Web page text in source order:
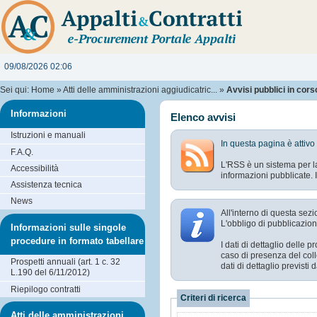
09/08/2026 02:06
Sei qui: Home » Atti delle amministrazioni aggiudicatric... » Avvisi pubblici in
Elenco avvisi
In questa pagina è
L'RSS è un sistema per
informazioni pubblicate.
All'interno di questa
L'obbligo di
I dati di dettaglio delle
caso di presenza del
dati di dettaglio previsti
Criteri di ricerca
Informazioni
Istruzioni e manuali
F.A.Q.
Accessibilità
Assistenza tecnica
News
Informazioni sulle singole
procedure in formato tabellare
Prospetti annuali (art. 1 c. 32
L.190 del 6/11/2012)
Riepilogo contratti